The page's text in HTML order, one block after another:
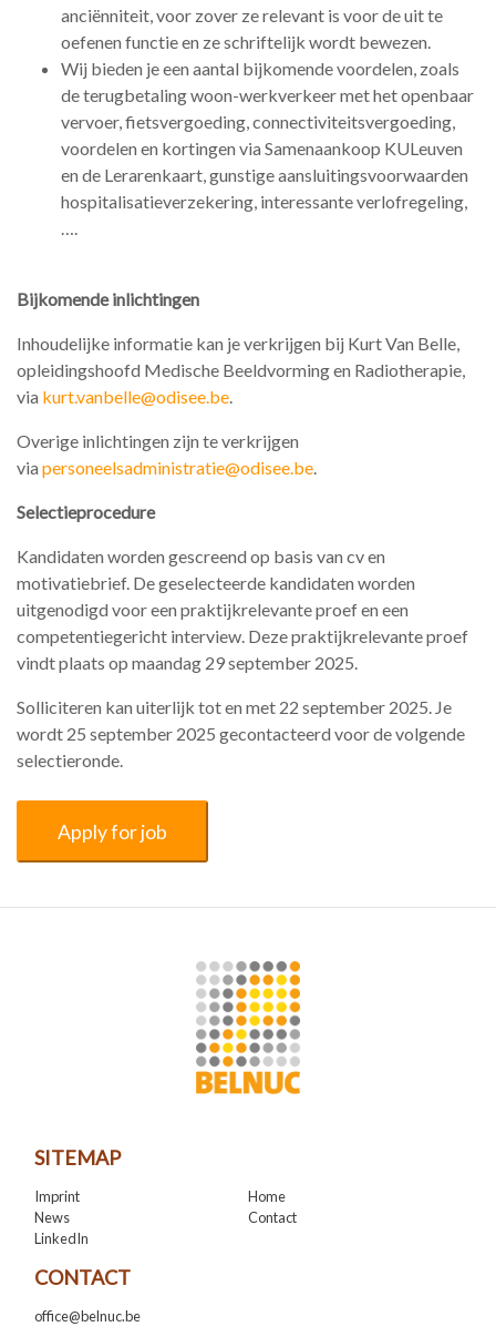
anciënniteit, voor zover ze relevant is voor de uit te
oefenen functie en ze schriftelijk wordt bewezen.
Wij bieden je een aantal bijkomende voordelen, zoals
de terugbetaling woon-werkverkeer met het openbaar
vervoer, fietsvergoeding, connectiviteitsvergoeding,
voordelen en kortingen via Samenaankoop KULeuven
en de Lerarenkaart, gunstige aansluitingsvoorwaarden
hospitalisatieverzekering, interessante verlofregeling,
….
Bijkomende inlichtingen
Inhoudelijke informatie kan je verkrijgen bij Kurt Van Belle,
opleidingshoofd Medische Beeldvorming en Radiotherapie,
via kurt.vanbelle@odisee.be.
Overige inlichtingen zijn te verkrijgen
via personeelsadministratie@odisee.be.
Selectieprocedure
Kandidaten worden gescreend op basis van cv en
motivatiebrief. De geselecteerde kandidaten worden
uitgenodigd voor een praktijkrelevante proef en een
competentiegericht interview. Deze praktijkrelevante proef
vindt plaats op maandag 29 september 2025.
Solliciteren kan uiterlijk tot en met 22 september 2025. Je
wordt 25 september 2025 gecontacteerd voor de volgende
selectieronde.
SITEMAP
Imprint
Home
News
Contact
LinkedIn
CONTACT
office@belnuc.be